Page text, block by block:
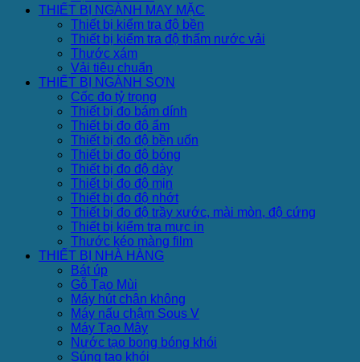
THIẾT BỊ NGÀNH MAY MẶC
Thiết bị kiểm tra độ bền
Thiết bị kiểm tra độ thấm nước vải
Thước xám
Vải tiêu chuẩn
THIẾT BỊ NGÀNH SƠN
Cốc đo tỷ trọng
Thiết bị đo bám dính
Thiết bị đo độ ẩm
Thiết bị đo độ bền uốn
Thiết bị đo độ bóng
Thiết bị đo độ dày
Thiết bị đo độ mịn
Thiết bị đo độ nhớt
Thiết bị đo độ trầy xước, mài mòn, độ cứng
Thiết bị kiểm tra mực in
Thước kéo màng film
THIẾT BỊ NHÀ HÀNG
Bát úp
Gỗ Tạo Mùi
Máy hút chân không
Máy nấu chậm Sous V
Máy Tạo Mây
Nước tạo bong bóng khói
Súng tạo khói